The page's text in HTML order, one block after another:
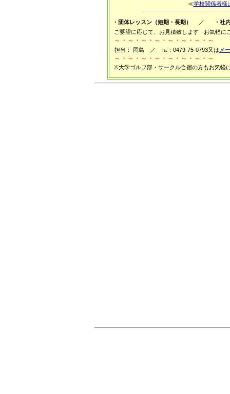
≪学校関係者様
・団体レッスン（短期・長期） ／
・社
ご要望に応じて、お見積致します
お気軽に
～・～・～・～・～・～・～・～
担当： 岡島 ／ ℡：0479-75-0793又は メ
～・～・～・～・～・～・～・～
※大学ゴルフ部・サークル合宿の方もお気軽